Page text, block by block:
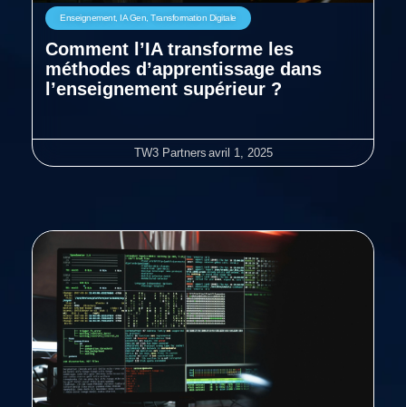
Enseignement, IA Gen, Transformation Digitale
Comment l’IA transforme les
méthodes d’apprentissage dans
l’enseignement supérieur ?
TW3 Partners avril 1, 2025